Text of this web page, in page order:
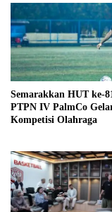
Semarakkan HUT ke-
PTPN IV PalmCo
Kompetisi Olahraga